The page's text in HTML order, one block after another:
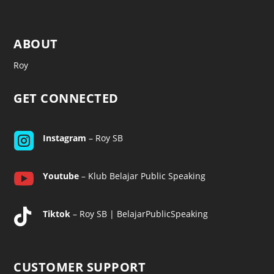
ABOUT
Roy
GET CONNECTED
 Instagram – Roy SB
 Youtube– Klub Belajar Public Speaking
 Tiktok– Roy SB | BelajarPublicSpeaking
CUSTOMER SUPPORT